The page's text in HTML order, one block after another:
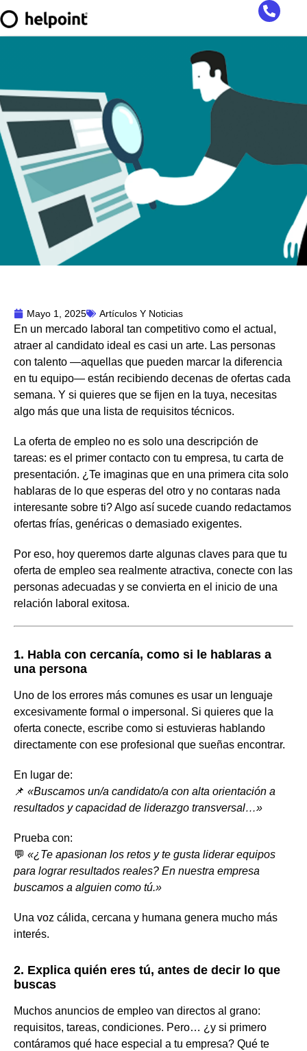
Mayo 1, 2025 Artículos Y Noticias
En un mercado laboral tan competitivo como el actual,
atraer al candidato ideal es casi un arte. Las personas
con talento —aquellas que pueden marcar la diferencia
en tu equipo— están recibiendo decenas de ofertas cada
semana. Y si quieres que se fijen en la tuya, necesitas
algo más que una lista de requisitos técnicos.
La oferta de empleo no es solo una descripción de
tareas: es el primer contacto con tu empresa, tu carta de
presentación. ¿Te imaginas que en una primera cita solo
hablaras de lo que esperas del otro y no contaras nada
interesante sobre ti? Algo así sucede cuando redactamos
ofertas frías, genéricas o demasiado exigentes.
Por eso, hoy queremos darte algunas claves para que tu
oferta de empleo sea realmente atractiva, conecte con las
personas adecuadas y se convierta en el inicio de una
relación laboral exitosa.
1. Habla con cercanía, como si le hablaras a
una persona
Uno de los errores más comunes es usar un lenguaje
excesivamente formal o impersonal. Si quieres que la
oferta conecte, escribe como si estuvieras hablando
directamente con ese profesional que sueñas encontrar.
En lugar de:
📌 «Buscamos un/a candidato/a con alta orientación a
resultados y capacidad de liderazgo transversal…»
Prueba con:
💬 «¿Te apasionan los retos y te gusta liderar equipos
para lograr resultados reales? En nuestra empresa
buscamos a alguien como tú.»
Una voz cálida, cercana y humana genera mucho más
interés.
2. Explica quién eres tú, antes de decir lo que
buscas
Muchos anuncios de empleo van directos al grano:
requisitos, tareas, condiciones. Pero… ¿y si primero
contáramos qué hace especial a tu empresa? Qué te